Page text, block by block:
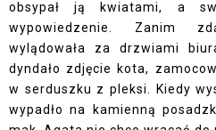
obsypał ją kwiatami, a
wypowiedzenie. Zanim
wylądowała za drzwiami
dyndało zdjęcie kota,
w serduszku z pleksi. Kiedy
wypadło na kamienną